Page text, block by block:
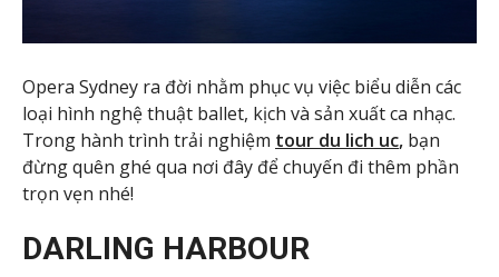
Opera Sydney ra đời nhằm phục vụ việc biểu diễn các
loại hình nghệ thuật ballet, kịch và sản xuất ca nhạc.
Trong hành trình trải nghiệm tour du lich uc, bạn
đừng quên ghé qua nơi đây để chuyến đi thêm phần
trọn vẹn nhé!
DARLING HARBOUR